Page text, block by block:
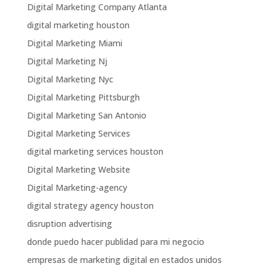
Digital Marketing Company Atlanta
digital marketing houston
Digital Marketing Miami
Digital Marketing Nj
Digital Marketing Nyc
Digital Marketing Pittsburgh
Digital Marketing San Antonio
Digital Marketing Services
digital marketing services houston
Digital Marketing Website
Digital Marketing-agency
digital strategy agency houston
disruption advertising
donde puedo hacer publidad para mi negocio
empresas de marketing digital en estados unidos